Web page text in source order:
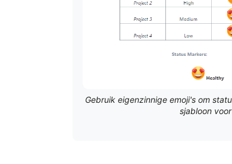
Gebruik eigenzinnige emoji's om
sjabloon